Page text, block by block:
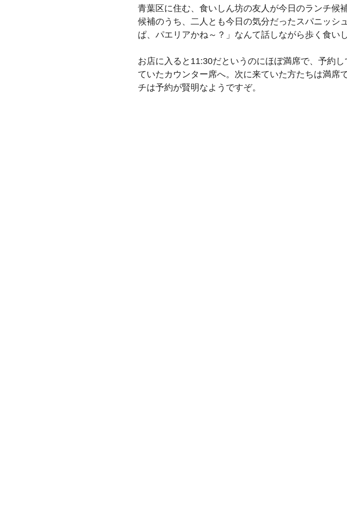
青葉区に住む、食いしん坊の友人が今日のランチ候
候補のうち、二人とも今日の気分だったスパニッシ
ぱ、パエリアかね～？」なんて話しながら歩く食い
お店に入ると11:30だというのにほぼ満席で、予約
ていたカウンター席へ。次に来ていた方たちは満席
チは予約が賢明なようですぞ。